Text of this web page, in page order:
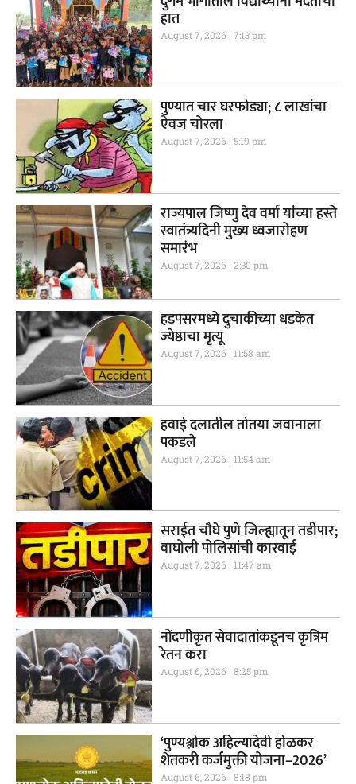
हात
August 7, 2026 7:13 pm
पुण्यात चार घरफोड्या; ८ लाखांचा
ऐवज चोरला
August 7, 2026 5:19 pm
राज्यपाल जिष्णु देव वर्मा यांच्या हस्ते
स्वातंत्र्यदिनी मुख्य ध्वजारोहण
समारंभ
August 7, 2026 2:30 pm
हडपसरमध्ये दुचाकीच्या धडकेत
ज्येष्ठाचा मृत्यू
August 7, 2026 11:58 am
हवाई दलातील तोतया जवानाला
पकडले
August 7, 2026 11:54 am
सराईत चौघे पुणे जिल्ह्यातून तडीपार;
वाघोली पोलिसांची कारवाई
August 7, 2026 11:47 am
नोंदणीकृत सेवादातांकडूनच कृत्रिम
रेतन करा
August 6, 2026 8:25 pm
‘पुण्यश्लोक अहिल्यादेवी होळकर
शेतकरी कर्जमुक्ती योजना–2026’
August 6, 2026 8:18 pm